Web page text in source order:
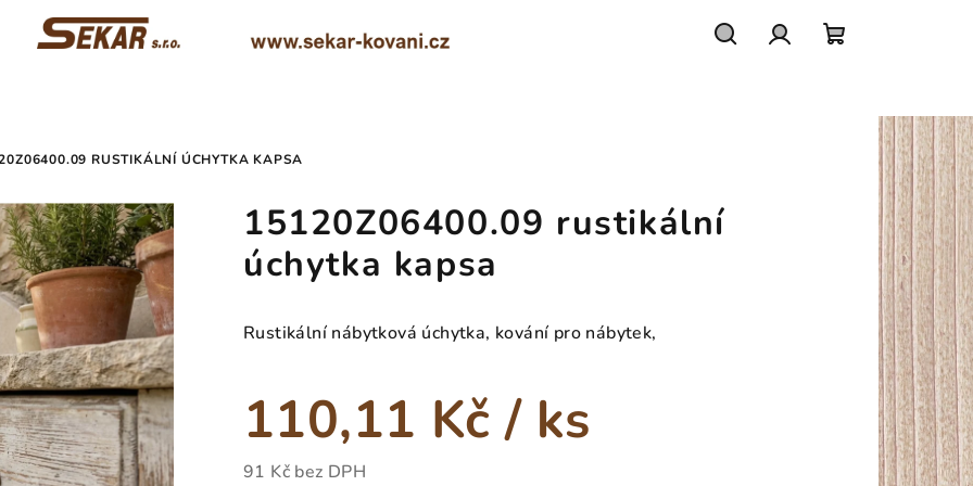
košík
RUSTIKÁLNÍ ÚCHYTKA KAPSA
15120Z06400.09 rustikální
úchytka kapsa
Rustikální nábytková úchytka, kování pro nábytek,
110,11 Kč/ ks
91 Kč bez DPH